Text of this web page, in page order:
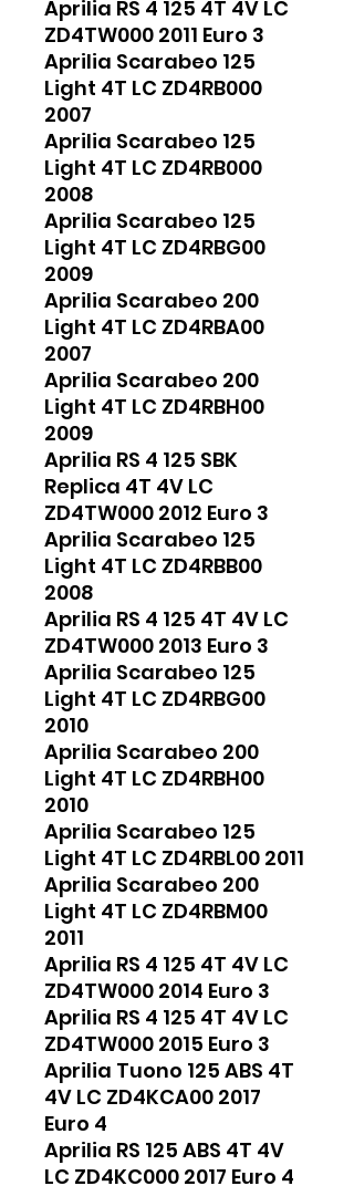
Aprilia RS 4 125 4T 4V LC
ZD4TW000 2011 Euro 3
Aprilia Scarabeo 125
Light 4T LC ZD4RB000
2007
Aprilia Scarabeo 125
Light 4T LC ZD4RB000
2008
Aprilia Scarabeo 125
Light 4T LC ZD4RBG00
2009
Aprilia Scarabeo 200
Light 4T LC ZD4RBA00
2007
Aprilia Scarabeo 200
Light 4T LC ZD4RBH00
2009
Aprilia RS 4 125 SBK
Replica 4T 4V LC
ZD4TW000 2012 Euro 3
Aprilia Scarabeo 125
Light 4T LC ZD4RBB00
2008
Aprilia RS 4 125 4T 4V LC
ZD4TW000 2013 Euro 3
Aprilia Scarabeo 125
Light 4T LC ZD4RBG00
2010
Aprilia Scarabeo 200
Light 4T LC ZD4RBH00
2010
Aprilia Scarabeo 125
Light 4T LC ZD4RBL00 2011
Aprilia Scarabeo 200
Light 4T LC ZD4RBM00
2011
Aprilia RS 4 125 4T 4V LC
ZD4TW000 2014 Euro 3
Aprilia RS 4 125 4T 4V LC
ZD4TW000 2015 Euro 3
Aprilia Tuono 125 ABS 4T
4V LC ZD4KCA00 2017
Euro 4
Aprilia RS 125 ABS 4T 4V
LC ZD4KC000 2017 Euro 4